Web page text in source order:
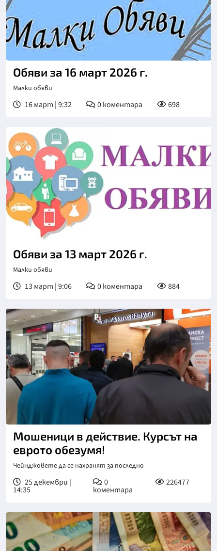
Обяви за 16 март 2026 г.
Малки обяви
16 март | 9:32 0коментара 698
Обяви за 13 март 2026 г.
Малки обяви
13 март | 9:06 0коментара 884
Мошеници в действие. Курсът на
еврото обезумя!
Чейнджовете да се нахранят за последно
25 декември |
14:35
0
коментара
226477